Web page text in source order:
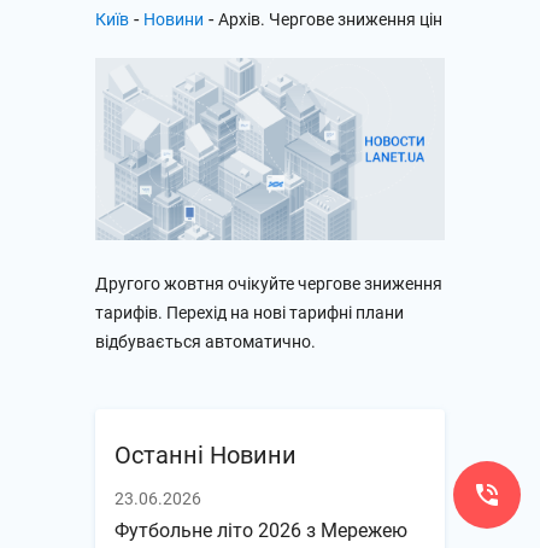
Київ - Новини - Архів. Чергове зниження цін
Другого жовтня очікуйте чергове зниження
тарифів. Перехід на нові тарифні плани
відбувається автоматично.
Останні Новини
23.06.2026
Футбольне літо 2026 з Мережею